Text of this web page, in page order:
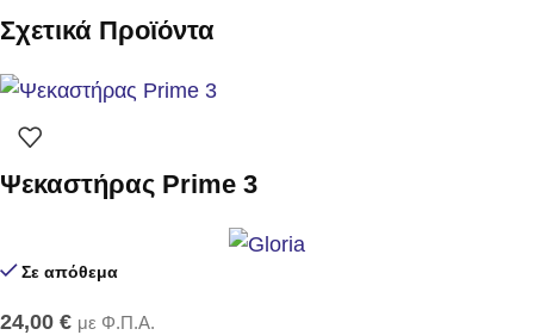
Σχετικά Προϊόντα
Ψεκαστήρας Prime 3
Σε απόθεμα
24,00 € με Φ.Π.Α.